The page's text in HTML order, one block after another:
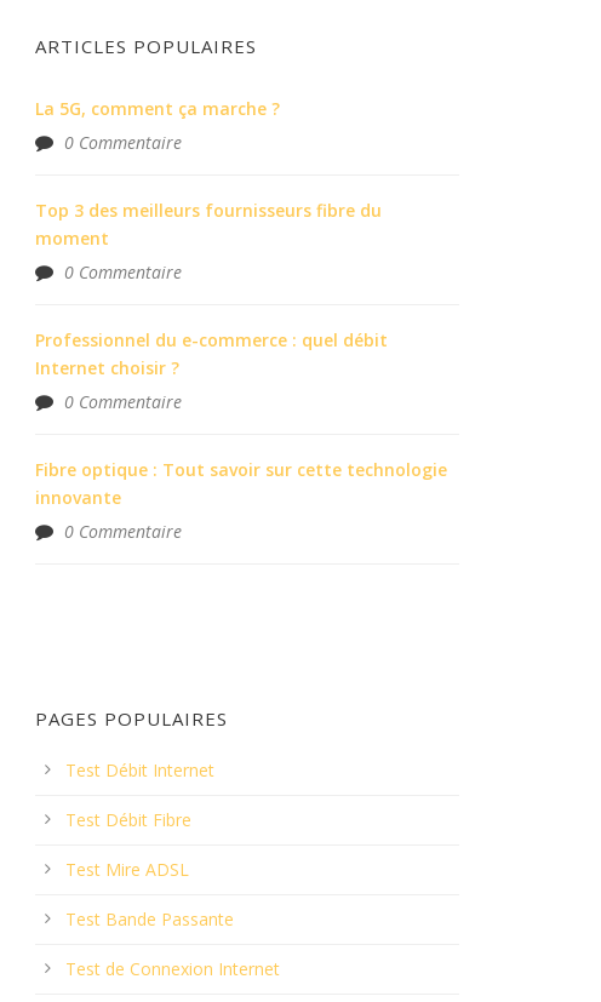
ARTICLES POPULAIRES
La 5G, comment ça marche ?
0 Commentaire
Top 3 des meilleurs fournisseurs fibre du
moment
0 Commentaire
Professionnel du e-commerce : quel débit
Internet choisir ?
0 Commentaire
Fibre optique : Tout savoir sur cette technologie
innovante
0 Commentaire
PAGES POPULAIRES
Test Débit Internet
Test Débit Fibre
Test Mire ADSL
Test Bande Passante
Test de Connexion Internet